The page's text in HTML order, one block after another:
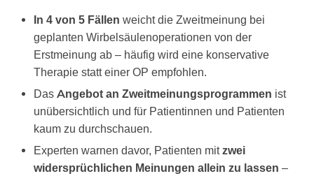
In 4 von 5 Fällen weicht die Zweitmeinung bei
geplanten Wirbelsäulenoperationen von der
Erstmeinung ab – häufig wird eine konservative
Therapie statt einer OP empfohlen.
Das Angebot an Zweitmeinungsprogrammen ist
unübersichtlich und für Patientinnen und Patienten
kaum zu durchschauen.
Experten warnen davor, Patienten mitzwei
widersprüchlichen Meinungen allein zu lassen –